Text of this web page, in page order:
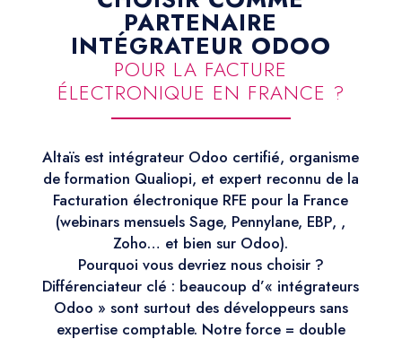
PARTENAIRE
INTÉGRATEUR ODOO
POUR LA FACTURE
ÉLECTRONIQUE EN FRANCE ?
Altaïs est intégrateur Odoo certifié, organisme
de formation Qualiopi, et expert reconnu de la
Facturation électronique RFE pour la France
(webinars mensuels Sage, Pennylane, EBP, ,
Zoho… et bien sur Odoo).
Pourquoi vous devriez nous choisir ?
Différenciateur clé : beaucoup d’« intégrateurs
Odoo » sont surtout des développeurs sans
expertise comptable. Notre force = double